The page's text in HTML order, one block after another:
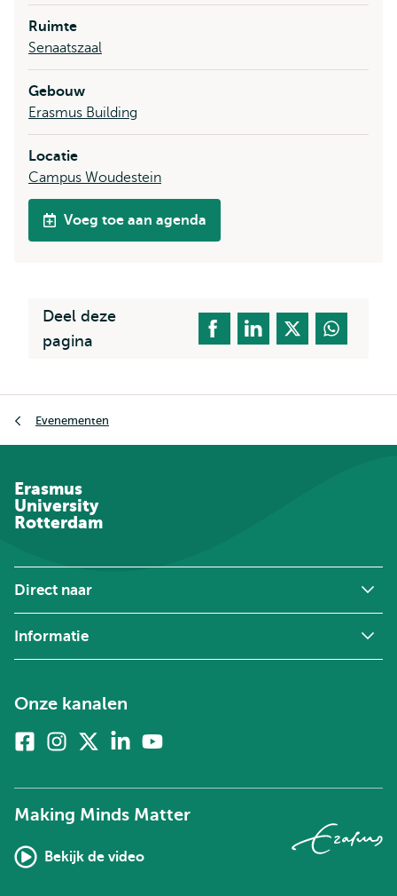
Ruimte
Senaatszaal
Gebouw
Erasmus Building
Locatie
Campus Woudestein
Voeg toe aan agenda
Deel deze
pagina
Evenementen
Erasmus
University
Rotterdam
Direct naar
Informatie
Onze kanalen
FacebookInstagram
twitter)
Linkedin
Making Minds Matter
Bekijk de video